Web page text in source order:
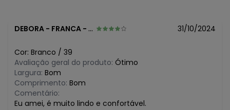
DEBORA - FRANCA - SP 31/10/2024
Cor: Branco / 39
Avaliação geral do produto: Ótimo
Largura: Bom
Comprimento: Bom
Comentário:
Eu amei, é muito lindo e confortável.